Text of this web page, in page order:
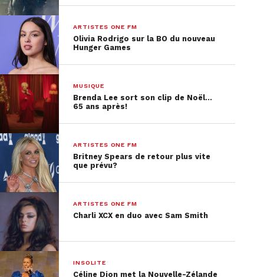
ARTISTES ONE FM
Olivia Rodrigo sur la BO du nouveau
Hunger Games
MUSIQUE
Brenda Lee sort son clip de Noël…
65 ans après!
ARTISTES ONE FM
Britney Spears de retour plus vite
que prévu?
ARTISTES ONE FM
Charli XCX en duo avec Sam Smith
INSOLITE
Céline Dion met la Nouvelle-Zélande